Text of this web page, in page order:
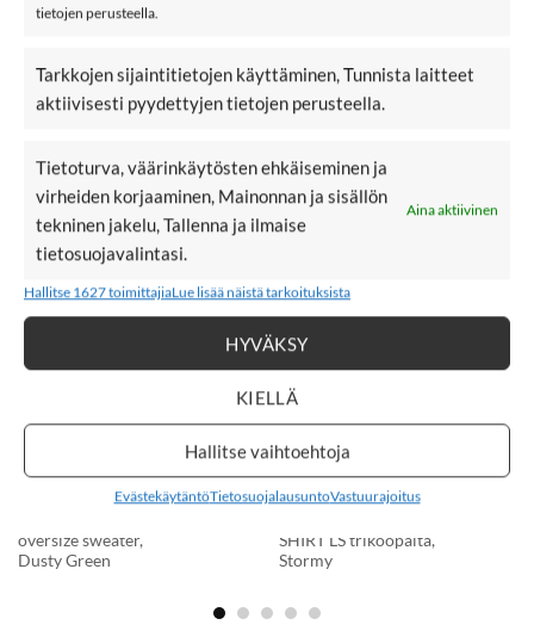
tietojen perusteella.
Tarkkojen sijaintitietojen käyttäminen, Tunnista laitteet
aktiivisesti pyydettyjen tietojen perusteella.
Tietoturva, väärinkäytösten ehkäiseminen ja
virheiden korjaaminen, Mainonnan ja sisällön
tekninen jakelu, Tallenna ja ilmaise
tietosuojavalintasi.
Aina aktiivinen
Hallitse 1627 toimittajiaLue lisää näistä tarkoituksista
HYVÄKSY
KIELLÄ
Hallitse vaihtoehtoja
EvästekäytäntöTietosuojalausuntoVastuurajoitus
Väri: Spring Green
Metsola
Lisää Metsolaa
LISÄÄ
oversize sweater,
Dusty Green
LISÄÄ
SHIRT LS trikoopaita,
Stormy